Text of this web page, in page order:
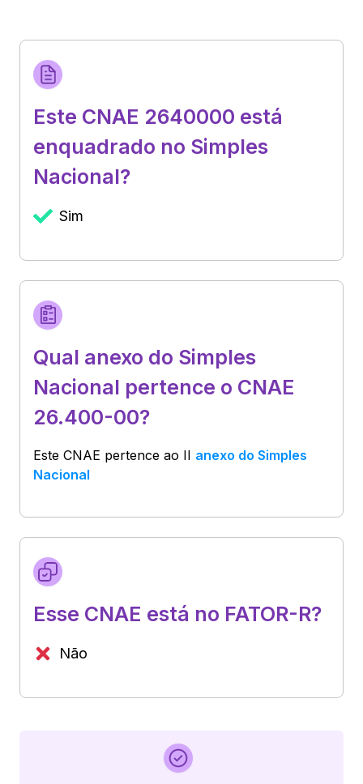
Este CNAE 2640000 está
enquadrado no Simples
Nacional?
Sim
Qual anexo do Simples
Nacional pertence o CNAE
26.400-00?
Este CNAE pertence ao II anexo do Simples
Nacional
Esse CNAE está no FATOR-R?
Não